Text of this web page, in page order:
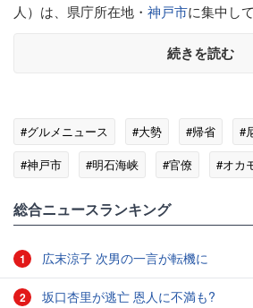
人）は、県庁所在地・ 神戸市に集中し
続きを読む
#グルメニュース #大勢 #帰省 #
#神戸市
#明石海峡 #官僚 #オカ
総合ニュースランキング
1 広末涼子 次男の一言が転機に
2 坂口杏里が逃亡 恩人に不満も?